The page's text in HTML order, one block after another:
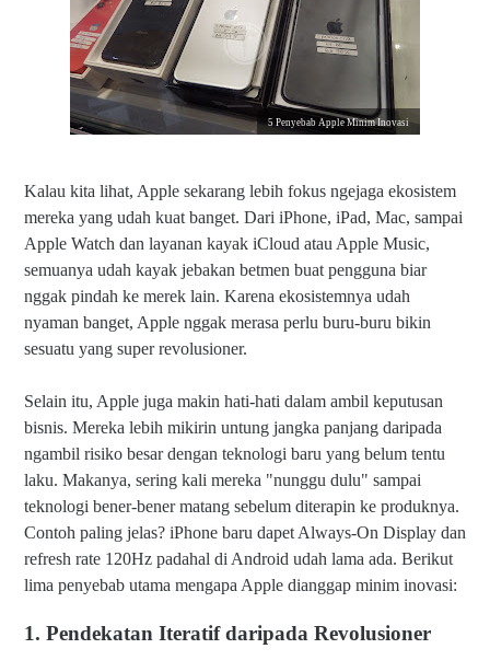
5 Penyebab Apple Minim Inovasi
Kalau kita lihat, Apple sekarang lebih fokus ngejaga ekosistem
mereka yang udah kuat banget. Dari iPhone, iPad, Mac, sampai
Apple Watch dan layanan kayak iCloud atau Apple Music,
semuanya udah kayak jebakan betmen buat pengguna biar
nggak pindah ke merek lain. Karena ekosistemnya udah
nyaman banget, Apple nggak merasa perlu buru-buru bikin
sesuatu yang super revolusioner.
Selain itu, Apple juga makin hati-hati dalam ambil keputusan
bisnis. Mereka lebih mikirin untung jangka panjang daripada
ngambil risiko besar dengan teknologi baru yang belum tentu
laku. Makanya, sering kali mereka "nunggu dulu" sampai
teknologi bener-bener matang sebelum diterapin ke produknya.
Contoh paling jelas? iPhone baru dapet Always-On Display dan
refresh rate 120Hz padahal di Android udah lama ada. Berikut
lima penyebab utama mengapa Apple dianggap minim inovasi:
1. Pendekatan Iteratif daripada Revolusioner